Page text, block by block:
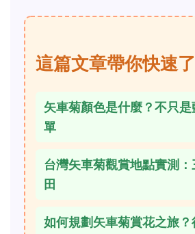
這篇文章帶你快速
矢車菊顏色是什麼？不只
單
台灣矢車菊觀賞地點實測
田
如何規劃矢車菊賞花之旅？